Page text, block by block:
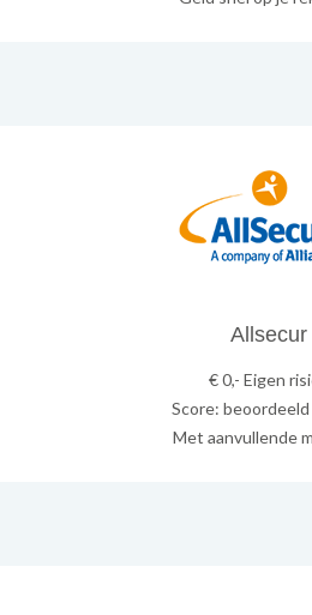
Allsecur
€ 0,- Eigen
Score:
Met aanvullende